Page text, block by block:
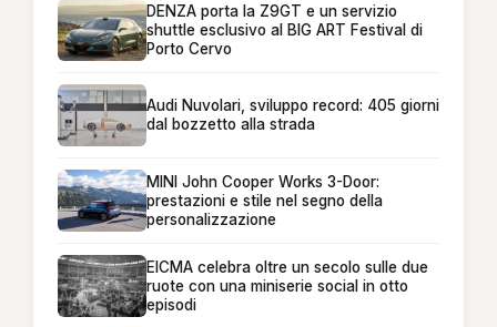
DENZA porta la Z9GT e un servizio
shuttle esclusivo al BIG ART Festival di
Porto Cervo
Audi Nuvolari, sviluppo record: 405 giorni
dal bozzetto alla strada
MINI John Cooper Works 3-Door:
prestazioni e stile nel segno della
personalizzazione
EICMA celebra oltre un secolo sulle due
ruote con una miniserie social in otto
episodi